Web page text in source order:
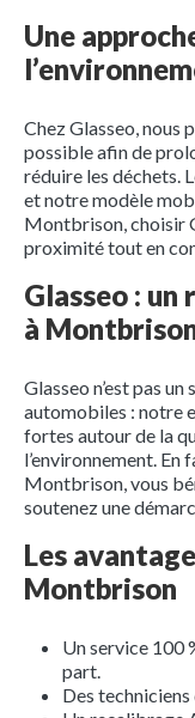
Une
Chez Glasseo, nous
possible afin de
réduire les déchets.
et notre modèle
Montbrison, choisir
proximité tout en
Glasseo :
à
Glasseo n’est pas
automobiles : notre
fortes autour de la
l’environnement. En
Montbrison, vous
soutenez une
Les
Montbrison
Un service 100
part.
Des